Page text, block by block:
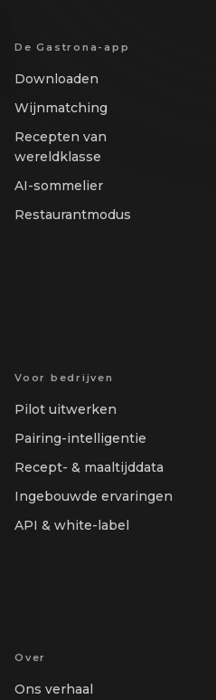
De Gastrona-app
Downloaden
Wijnmatching
Recepten van
wereldklasse
AI-sommelier
Restaurantmodus
Voor bedrijven
Pilot uitwerken
Pairing-intelligentie
Recept- & maaltijddata
Ingebouwde ervaringen
API & white-label
Over
Ons verhaal